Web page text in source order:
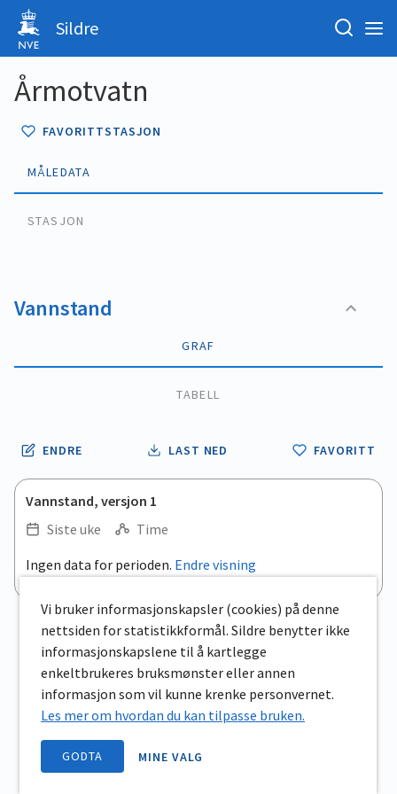
Sildre
Årmotvatn
FAVORITTSTASJON
MÅLEDATA
STASJON
Vannstand
GRAF
TABELL
ENDRE LAST NED FAVORITT
Vannstand, versjon 1
Siste uke
Time
Ingen data for perioden. Endre visning
Vi bruker informasjonskapsler (cookies) på denne
nettsiden for statistikkformål. Sildre benytter ikke
informasjonskapslene til å kartlegge
enkeltbrukeres bruksmønster eller annen
informasjon som vil kunne krenke personvernet.
Les mer om hvordan du kan tilpasse bruken.
GODTA MINE VALG